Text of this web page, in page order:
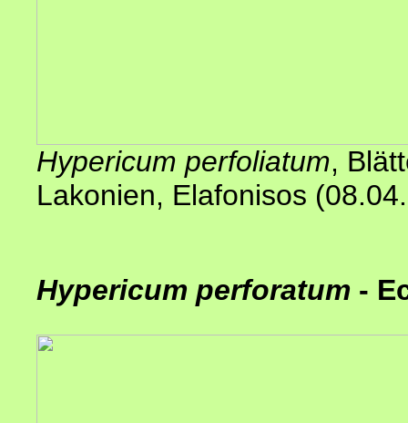
Hypericum perfoliatum,
Lakonien, Elafonisos
Hypericum perforatum -